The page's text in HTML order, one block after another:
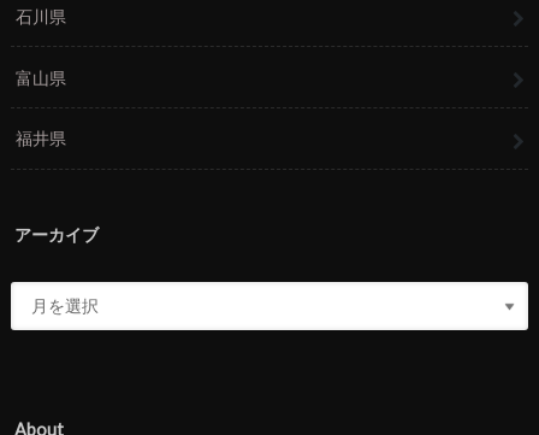
石川県
富山県
福井県
アーカイブ
About